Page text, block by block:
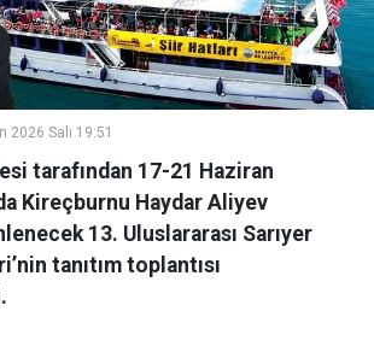
2026 Salı 19:51
tarafından 17-21 Haziran
Kireçburnu Haydar Aliyev
13. Uluslararası Sarıyer
tanıtım toplantısı